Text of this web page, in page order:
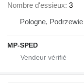
Nombre d'essieux 3
Pologne, Podrzewie
MP-SPED